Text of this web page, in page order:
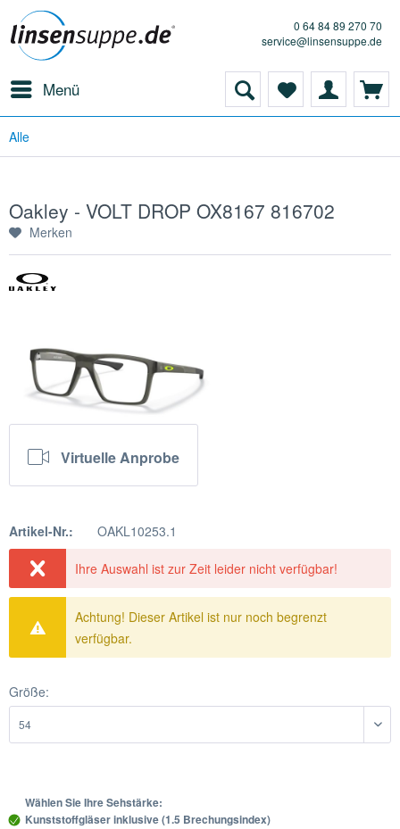
0 64 84 89 270 70
service@linsensuppe.de
Menü
Alle
Oakley - VOLT DROP OX8167 816702
Merken
Virtuelle Anprobe
Artikel-Nr.: OAKL10253.1
Ihre Auswahl ist zur Zeit leider nicht verfügbar!
Achtung! Dieser Artikel ist nur noch begrenzt
verfügbar.
Größe:
Wählen Sie Ihre Sehstärke:
Kunststoffgläser inklusive (1.5 Brechungsindex)